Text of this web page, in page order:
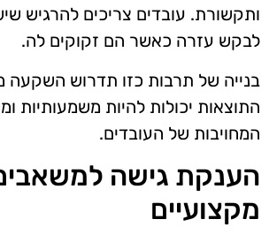
ותקשורת. עובדים צריכים להרגיש
לבקש עזרה כאשר הם זקוקים לה.
בנייה של תרבות כזו תדרוש
התוצאות יכולות להיות משמעותיות
המחויבות של העובדים.
הענקת גישה
מקצועיים